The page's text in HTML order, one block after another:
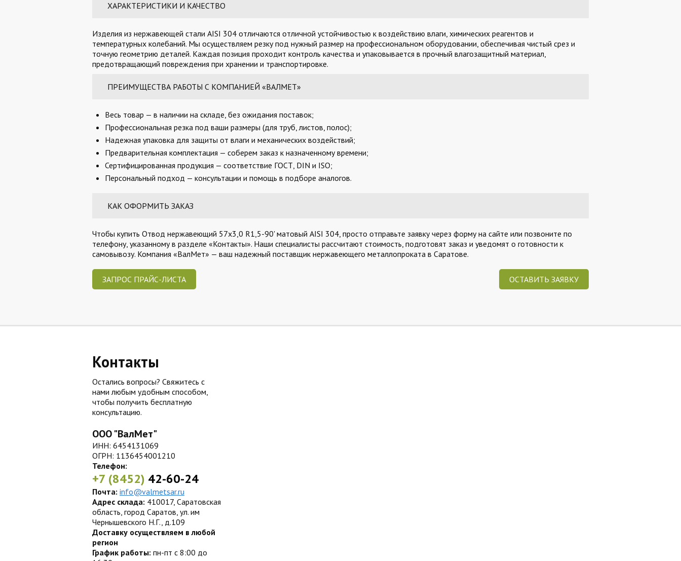
ХАРАКТЕРИСТИКИ И КАЧЕСТВО
Изделия из нержавеющей стали AISI 304 отличаются отличной устойчивостью к воздействию влаги, химических реагентов и
температурных колебаний. Мы осуществляем резку под нужный размер на профессиональном оборудовании, обеспечивая чистый срез и
точную геометрию деталей. Каждая позиция проходит контроль качества и упаковывается в прочный влагозащитный материал,
предотвращающий повреждения при хранении и транспортировке.
ПРЕИМУЩЕСТВА РАБОТЫ С КОМПАНИЕЙ «ВАЛМЕТ»
Весь товар — в наличии на складе, без ожидания поставок;
Профессиональная резка под ваши размеры (для труб, листов, полос);
Надежная упаковка для защиты от влаги и механических воздействий;
Предварительная комплектация — соберем заказ к назначенному времени;
Сертифицированная продукция — соответствие ГОСТ, DIN и ISO;
Персональный подход — консультации и помощь в подборе аналогов.
КАК ОФОРМИТЬ ЗАКАЗ
Чтобы купить Отвод нержавеющий 57х3,0 R1,5-90' матовый AISI 304, просто отправьте заявку через форму на сайте или позвоните по
телефону, указанному в разделе «Контакты». Наши специалисты рассчитают стоимость, подготовят заказ и уведомят о готовности к
самовывозу. Компания «ВалМет» — ваш надежный поставщик нержавеющего металлопроката в Саратове.
ЗАПРОС ПРАЙС-ЛИСТА ОСТАВИТЬ ЗАЯВКУ
Контакты
Остались вопросы? Свяжитесь с
нами любым удобным способом,
чтобы получить бесплатную
консультацию.
ООО "ВалМет"
ИНН: 6454131069
ОГРН: 1136454001210
Телефон:
+7 (8452) 42-60-24
Почта: info@valmetsar.ru
Адрес склада: 410017, Саратовская
область, город Саратов, ул. им
Чернышевского Н.Г., д.109
Доставку осуществляем в любой
регион
График работы: пн-пт с 8:00 до